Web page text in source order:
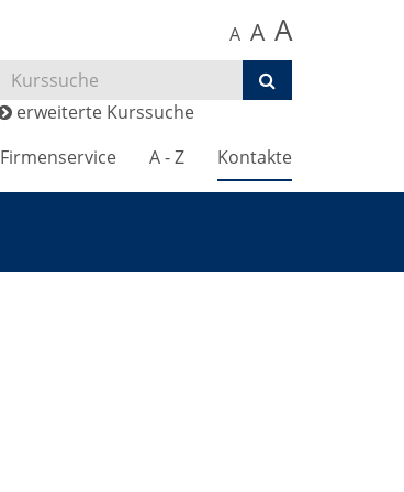
A A A
erweiterte Kurssuche
Firmenservice A - Z Kontakte